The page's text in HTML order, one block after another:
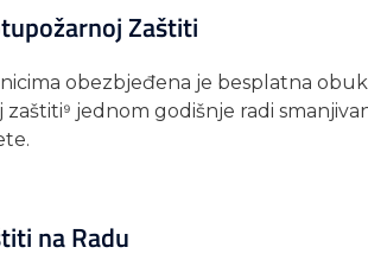
Zaštiti
obezbjeđena je besplatna
jednom godišnje radi
na Radu